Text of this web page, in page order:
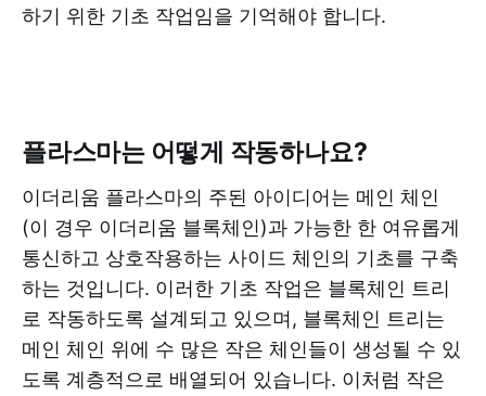
하기 위한 기초 작업임을 기억해야 합니다.
플라스마는 어떻게 작동하나요?
이더리움 플라스마의 주된 아이디어는 메인 체인
(이 경우 이더리움 블록체인)과 가능한 한 여유롭게
통신하고 상호작용하는 사이드 체인의 기초를 구축
하는 것입니다. 이러한 기초 작업은 블록체인 트리
로 작동하도록 설계되고 있으며, 블록체인 트리는
메인 체인 위에 수 많은 작은 체인들이 생성될 수 있
도록 계층적으로 배열되어 있습니다. 이처럼 작은